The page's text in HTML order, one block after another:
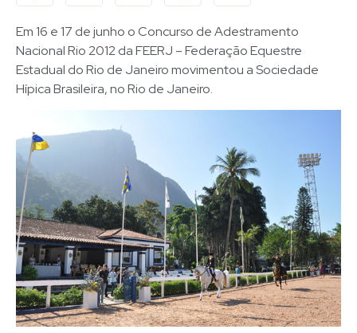
Em 16 e 17 de junho o Concurso de Adestramento
Nacional Rio 2012 da FEERJ – Federação Equestre
Estadual do Rio de Janeiro movimentou a Sociedade
Hípica Brasileira, no Rio de Janeiro.